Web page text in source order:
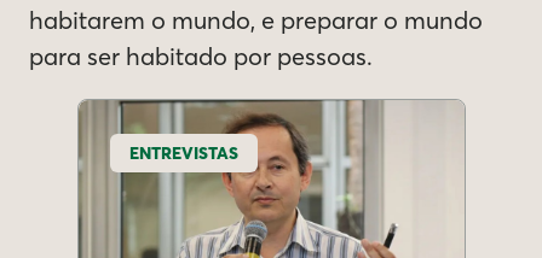
habitarem o mundo, e preparar o mundo
para ser habitado por pessoas.
ENTREVISTAS